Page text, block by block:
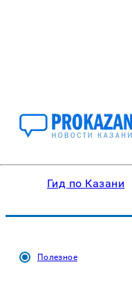
Гид по Казани
Полезное